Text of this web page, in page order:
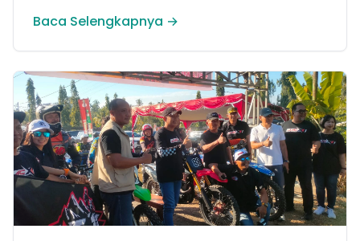
kickboxing. Ia menyampaikan bahwa ajang bertajuk
dirancang khusus untuk memfasilitasi minat
masyarakat lokal di bidang olahraga tarung.
Baca Selengkapnya →